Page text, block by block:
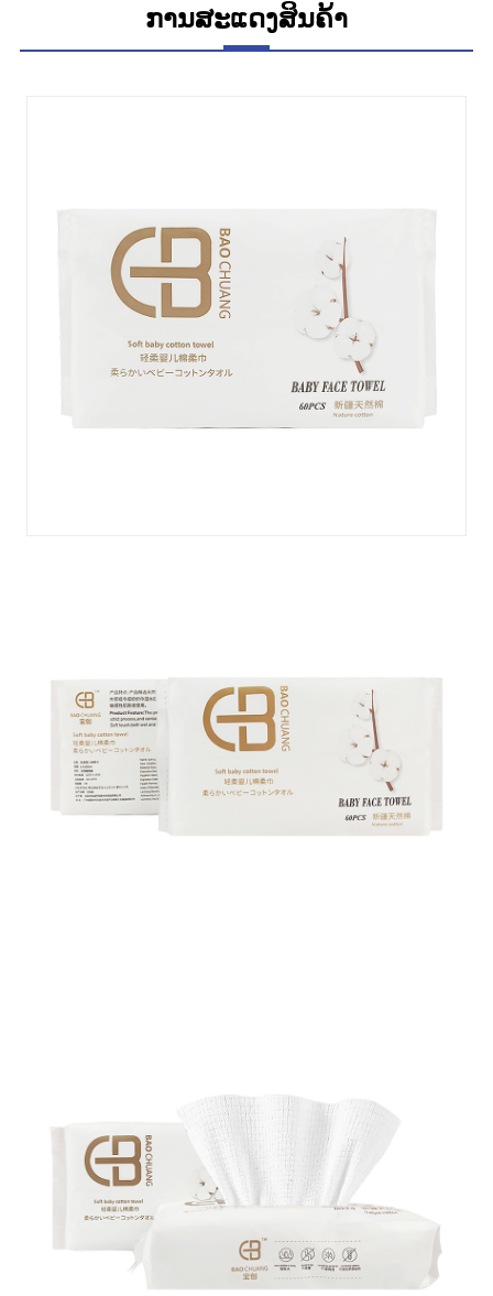
ການສະແດງສິນຄ້າ